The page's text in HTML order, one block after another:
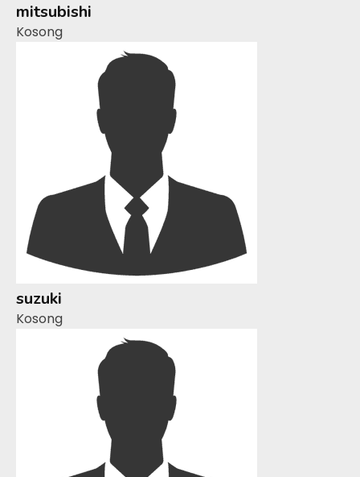
mitsubishi
Kosong
suzuki
Kosong